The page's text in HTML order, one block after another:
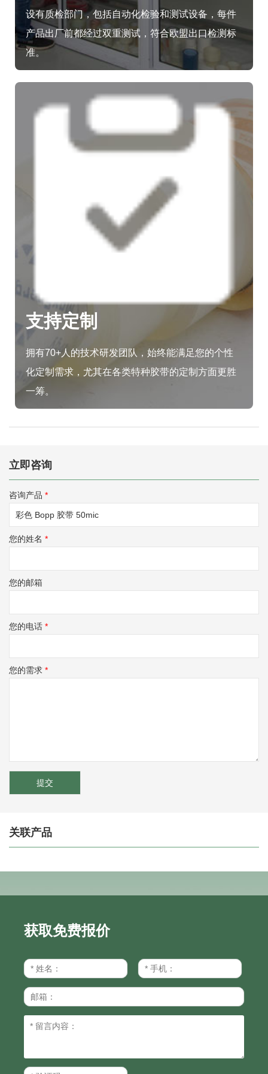
设有质检部门，包括自动化检验和测试设备，每件
产品出厂前都经过双重测试，符合欧盟出口检测标
准。
支持定制
拥有70+人的技术研发团队，始终能满足您的个性
化定制需求，尤其在各类特种胶带的定制方面更胜
一筹。
立即咨询
咨询产品 *
您的姓名 *
您的邮箱
您的电话 *
您的需求 *
关联产品
获取免费报价